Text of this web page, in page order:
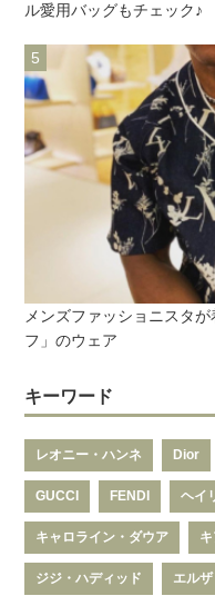
ル愛用バッグもチェック♪
メンズファッショニスタ
フ」のウェア
キーワード
レオニー・ハンネ Dior
GUCCI FENDI ヘイ
キャロライン・ダウア
ジジ・ハディッド エル